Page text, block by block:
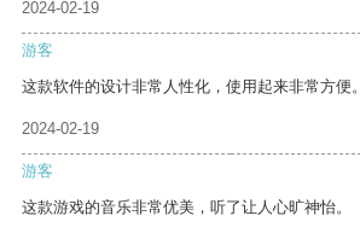
2024-02-19
游客
这款软件的设计非常人性化，使用起来非常方便。
2024-02-19
游客
这款游戏的音乐非常优美，听了让人心旷神怡。